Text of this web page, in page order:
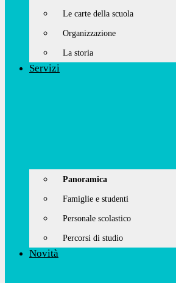
Le carte della scuola
Organizzazione
La storia
Servizi
Panoramica
Famiglie e studenti
Personale scolastico
Percorsi di studio
Novità